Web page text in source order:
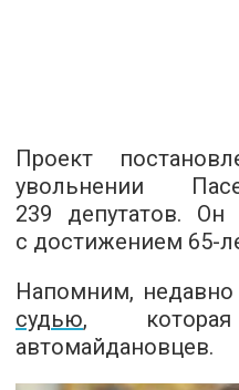
Проект
увольнении
239 депутатов.
с достижением 65-
Напомним, недавно
судью,
автомайдановцев.